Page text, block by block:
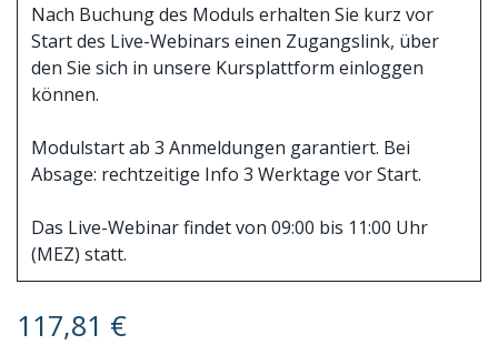
Nach Buchung des Moduls erhalten Sie kurz vor
Start des Live-Webinars einen Zugangslink, über
den Sie sich in unsere Kursplattform einloggen
können.
Modulstart ab 3 Anmeldungen garantiert. Bei
Absage: rechtzeitige Info 3 Werktage vor Start.
Das Live-Webinar findet von 09:00 bis 11:00 Uhr
(MEZ) statt.
117,81 €